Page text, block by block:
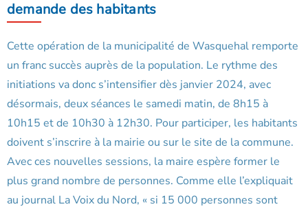
demande des habitants
Cette opération de la municipalité de Wasquehal remporte
un franc succès auprès de la population. Le rythme des
initiations va donc s’intensifier dès janvier 2024, avec
désormais, deux séances le samedi matin, de 8h15 à
10h15 et de 10h30 à 12h30. Pour participer, les habitants
doivent s’inscrire à la mairie ou sur le site de la commune.
Avec ces nouvelles sessions, la maire espère former le
plus grand nombre de personnes. Comme elle l’expliquait
au journal La Voix du Nord, « si 15 000 personnes sont